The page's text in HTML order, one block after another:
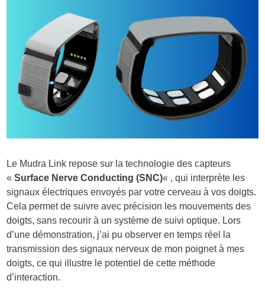
Le Mudra Link repose sur la technologie des capteurs
«Surface Nerve Conducting (SNC)« , qui interprète les
signaux électriques envoyés par votre cerveau à vos doigts.
Cela permet de suivre avec précision les mouvements des
doigts, sans recourir à un système de suivi optique. Lors
d’une démonstration, j’ai pu observer en temps réel la
transmission des signaux nerveux de mon poignet à mes
doigts, ce qui illustre le potentiel de cette méthode
d’interaction.